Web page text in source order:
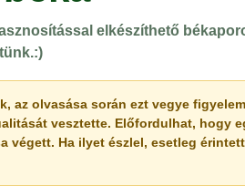
elkészíthető
az olvasása során ezt vegye
vesztette. Előfordulhat, hogy
végett. Ha ilyet észlel, esetleg